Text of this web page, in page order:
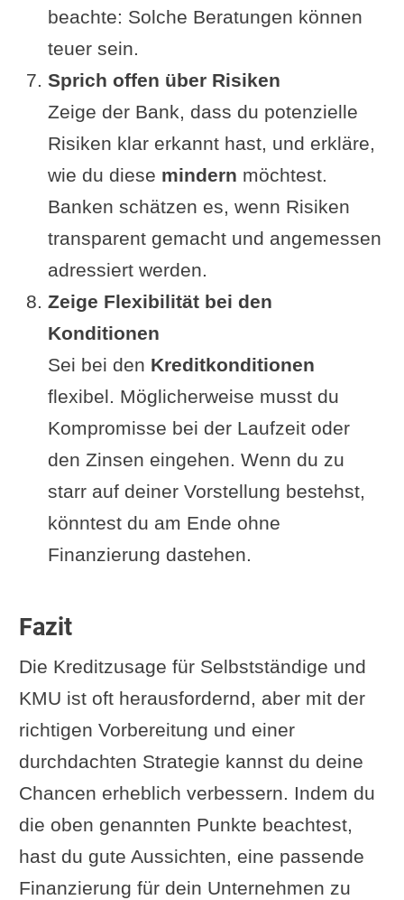
beachte: Solche Beratungen können
teuer sein.
Sprich offen über Risiken
Zeige der Bank, dass du potenzielle
Risiken klar erkannt hast, und erkläre,
wie du diese mindern möchtest.
Banken schätzen es, wenn Risiken
transparent gemacht und angemessen
adressiert werden.
Zeige Flexibilität bei den
Konditionen
Sei bei den Kreditkonditionen
flexibel. Möglicherweise musst du
Kompromisse bei der Laufzeit oder
den Zinsen eingehen. Wenn du zu
starr auf deiner Vorstellung bestehst,
könntest du am Ende ohne
Finanzierung dastehen.
Fazit
Die Kreditzusage für Selbstständige und
KMU ist oft herausfordernd, aber mit der
richtigen Vorbereitung und einer
durchdachten Strategie kannst du deine
Chancen erheblich verbessern. Indem du
die oben genannten Punkte beachtest,
hast du gute Aussichten, eine passende
Finanzierung für dein Unternehmen zu